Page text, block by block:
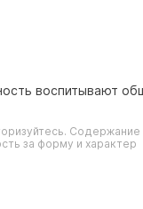
воспитывают
Содержание
за форму и характер